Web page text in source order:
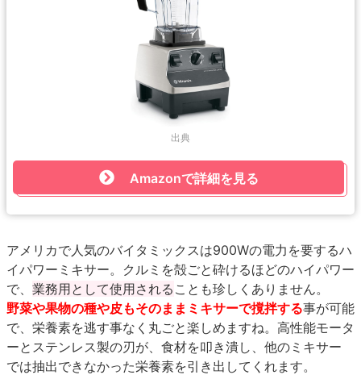
出典
Amazonで詳細を見る
アメリカで人気のバイタミックスは900Wの電力を要するハ
イパワーミキサー。クルミを殻ごと砕けるほどのハイパワー
で、 業務用として使用される ことも珍しくありません。
野菜や果物の種や皮もそのままミキサーで撹拌する事が可能
で、栄養素を逃す事なく丸ごと楽しめますね。高性能モータ
ーとステンレス製の刃が、食材を叩き潰し、他のミキサー
では抽出できなかった栄養素を引き出してくれます。